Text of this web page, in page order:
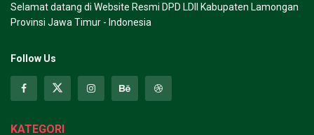
Selamat datang di Website Resmi DPD LDII Kabupaten Lamongan
Provinsi Jawa Timur - Indonesia
Follow Us
KATEGORI